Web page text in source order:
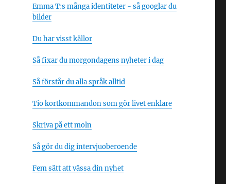
Emma T:s många identiteter - så googlar du
bilder
Du har visst källor
Så fixar du morgondagens nyheter i dag
Så förstår du alla språk alltid
Tio kortkommandon som gör livet enklare
Skriva på ett moln
Så gör du dig intervjuoberoende
Fem sätt att vässa din nyhet